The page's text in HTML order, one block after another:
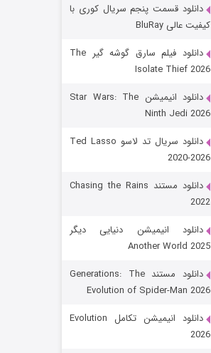
قسمت ۶ (زیرنویس)
رویایی برای تو
قسمت
دانلود قسمت پنجم سریال کوری با
کیفیت عالی BluRay
دانلود فیلم سارق گوشه گیر The
Isolate Thief 2026
دانلود انیمیشن Star Wars: The
Ninth Jedi 2026
دانلود سریال تد لاسو Ted Lasso
2020-2026
دانلود مستند Chasing the Rains
2022
دانلود انیمیشن دنیایی دیگر
Another World 2025
دانلود مستند Generations: The
Evolution of Spider-Man 2026
دانلود انیمیشن تکامل Evolution
2026